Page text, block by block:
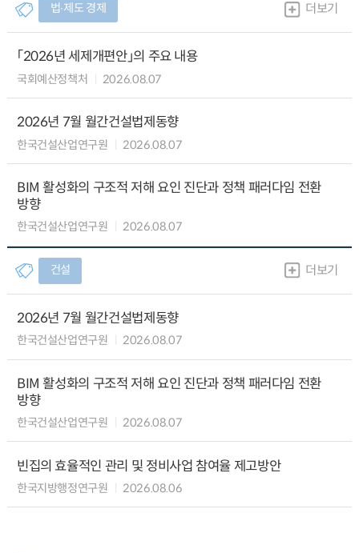
법∙제도 경제 더보기
「2026년 세제개편안」의 주요 내용
국회예산정책처 2026.08.07
2026년 7월 월간건설법제동향
한국건설산업연구원 2026.08.07
BIM 활성화의 구조적 저해 요인 진단과 정책 패러다임 전환
방향
한국건설산업연구원 2026.08.07
건설 더보기
2026년 7월 월간건설법제동향
한국건설산업연구원 2026.08.07
BIM 활성화의 구조적 저해 요인 진단과 정책 패러다임 전환
방향
한국건설산업연구원 2026.08.07
빈집의 효율적인 관리 및 정비사업 참여율 제고방안
한국지방행정연구원 2026.08.06